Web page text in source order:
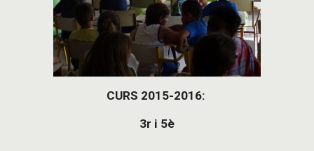
CURS 2015-2016:
3r i 5è